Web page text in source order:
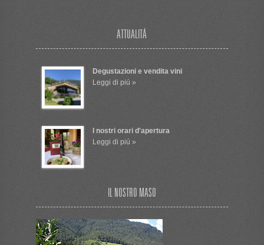
ATTUALITÁ
Degustazioni e vendita vini
Leggi di piú »
I nostri orari d'apertura
Leggi di piú »
IL NOSTRO MASO